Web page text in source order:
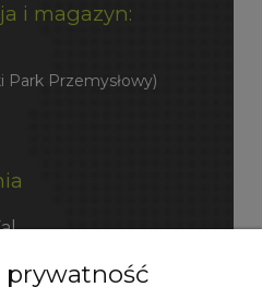
i magazyn:
Park Przemysłowy)
prywatność